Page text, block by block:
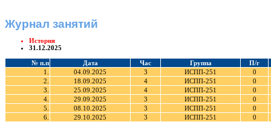
Журнал занятий
История
31.12.2025
№ п.п Дата Час Группа
П/г
1.
04.09.2025 3 ИСПП-251
0
2.
18.09.2025 4 ИСПП-251
0
3.
25.09.2025 4 ИСПП-251
0
4.
29.09.2025 3 ИСПП-251
0
5.
08.10.2025 3 ИСПП-251
0
6.
29.10.2025 3 ИСПП-251
0